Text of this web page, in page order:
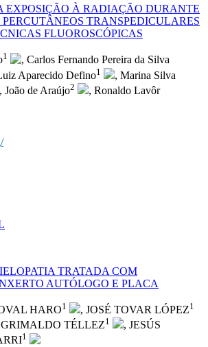
EXPOSIÇÃO À RADIAÇÃO DURANTE
TRANSPEDICULARES
FLUOROSCÓPICAS
1
, Carlos Fernando Pereira da Silva
Aparecido Defino1
, Marina Silva
, João de Araújo2
, Ronaldo Lavôr
TRATADA COM
AUTÓLOGO E PLACA
HARO1 , JOSÉ TOVAR LÓPEZ1
TÉLLEZ1
, JESÚS
1